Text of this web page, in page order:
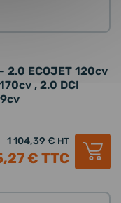
2.0 ECOJET 120cv
, 2.0 DCI
1 104,39 € HT
€ TTC